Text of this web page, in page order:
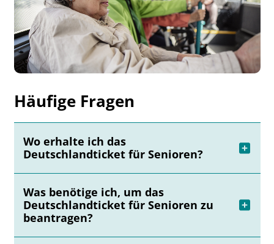
Häufige Fragen
Wo erhalte ich das
Deutschlandticket für Senioren?
Was benötige ich, um das
Deutschlandticket für Senioren zu
beantragen?